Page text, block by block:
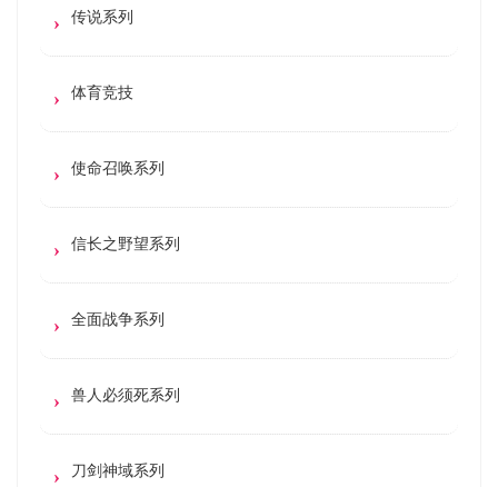
传说系列
体育竞技
使命召唤系列
信长之野望系列
全面战争系列
兽人必须死系列
刀剑神域系列